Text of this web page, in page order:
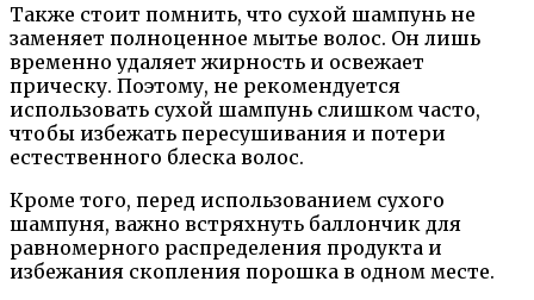
Также стоит помнить, что сухой шампунь не
заменяет полноценное мытье волос. Он лишь
временно удаляет жирность и освежает
прическу. Поэтому, не рекомендуется
использовать сухой шампунь слишком часто,
чтобы избежать пересушивания и потери
естественного блеска волос.
Кроме того, перед использованием сухого
шампуня, важно встряхнуть баллончик для
равномерного распределения продукта и
избежания скопления порошка в одном месте.